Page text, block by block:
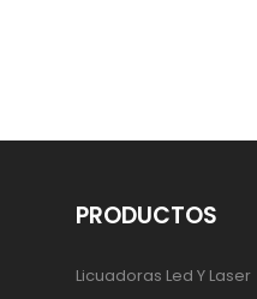
PRODUCTOS
Licuadoras Led Y Laser